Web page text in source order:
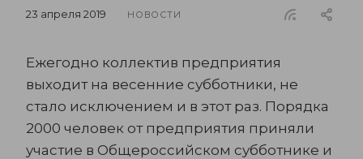
23 апреля 2019 НОВОСТИ
Ежегодно коллектив предприятия
выходит на весенние субботники, не
стало исключением и в этот раз. Порядка
2000 человек от предприятия приняли
участие в Общероссийском субботнике и